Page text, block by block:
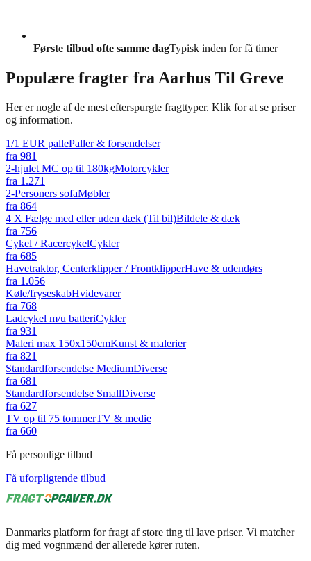
Første tilbud ofte samme dagTypisk inden for få timer
Populære fragter fra Aarhus Til Greve
Her er nogle af de mest efterspurgte fragttyper. Klik for at se priser
og information.
1/1 EUR pallePaller & forsendelser
fra 981
2-hjulet MC op til 180kgMotorcykler
fra 1.271
2-Personers sofaMøbler
fra 864
4 X Fælge med eller uden dæk (Til bil)Bildele & dæk
fra 756
Cykel / RacercykelCykler
fra 685
Havetraktor, Centerklipper / FrontklipperHave & udendørs
fra 1.056
Køle/fryseskabHvidevarer
fra 768
Ladcykel m/u batteriCykler
fra 931
Maleri max 150x150cmKunst & malerier
fra 821
Standardforsendelse MediumDiverse
fra 681
Standardforsendelse SmallDiverse
fra 627
TV op til 75 tommerTV & medie
fra 660
Få personlige tilbud
Få uforpligtende tilbud
Danmarks platform for fragt af store ting til lave priser. Vi matcher
dig med vognmænd der allerede kører ruten.